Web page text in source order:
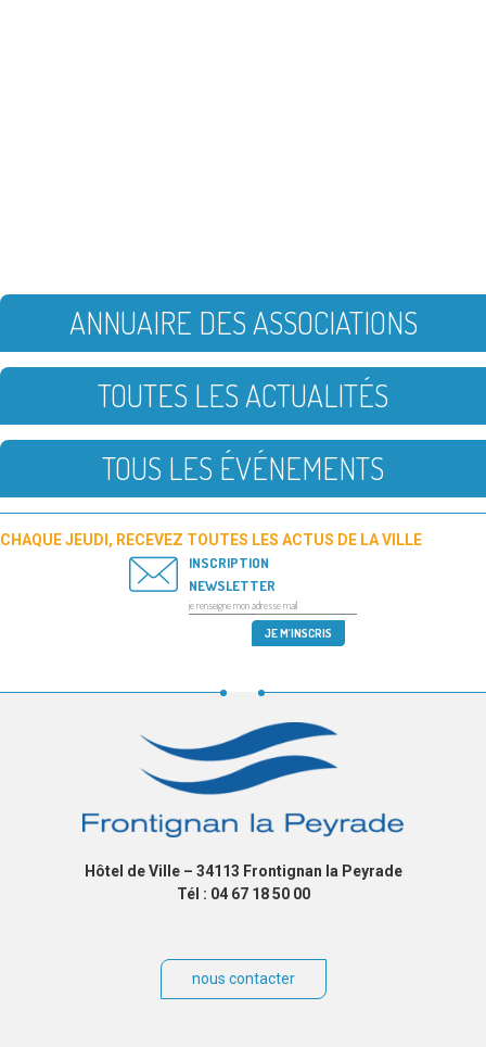
ANNUAIRE DES ASSOCIATIONS
TOUTES LES ACTUALITÉS
TOUS LES ÉVÉNEMENTS
CHAQUE JEUDI, RECEVEZ TOUTES LES ACTUS DE LA VILLE
INSCRIPTION
NEWSLETTER
Hôtel de Ville – 34113 Frontignan la Peyrade
Tél : 04 67 18 50 00
nous contacter